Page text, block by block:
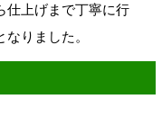
仕上げまで丁寧に行
りました。